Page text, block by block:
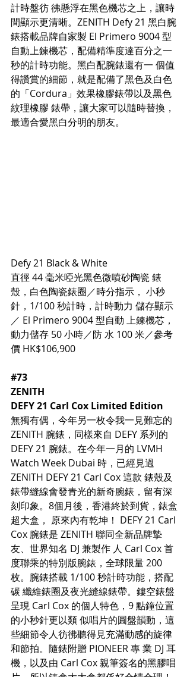
計時盤彷 彿懸浮在黑色機芯之上，讓時
間顯示更清晰。ZENITH Defy 21 黑白腕
錶搭載品牌自家製 El Primero 9004 型
自動上鍊機芯，配備精準度達百分之一
秒的計時功能。黑白配腕錶還有一 個值
得讚賞的細節，就是配備了黑色及白色
的「Cordura」效果橡膠錶帶以及黑色
紋理橡膠 錶帶，讓大家可以隨時替換，
最適合愛黑白分明的朋友。
Defy 21 Black & White
直徑 44 毫米啞光黑色微噴砂陶瓷 錶
殼，白色陶瓷錶圈／時分指示， 小秒
針，1/100 秒計時，計時動力 儲存顯示
／ El Primero 9004 型自動 上鍊機芯，
動力儲存 50 小時／防 水 100 米／參考
價 HK$106,900
#73
ZENITH
DEFY 21 Carl Cox Limited Edition
無獨有偶，今年另一枚令我一見難忘的
ZENITH 腕錶，同樣來自 DEFY 系列的
DEFY 21 腕錶。在今年一月的 LVMH
Watch Week Dubai 時，已經見過
ZENITH DEFY 21 Carl Cox 這款 錶殼及
錶帶縫線會發青光的新奇腕錶，留有深
刻印象。8個月後，香港終於到貨，錶盒
超大盒， 原來內有乾坤！ DEFY 21 Carl
Cox 腕錶是 ZENITH 聯同全新品牌摯
友、世界知名 DJ 兼製作 人 Carl Cox 首
度聯乘的特別版腕錶，全球限量 200
枚。腕錶搭載 1/100 秒計時功能，搭配
碳 纖維錶圈及夜光縫線錶帶。鏤空錶盤
呈現 Carl Cox 的個人特色，9 點鐘位置
的小秒針更以類 似唱片的圓盤韻動，這
些細節令人彷彿聽得見充滿動感的旋律
和節拍。隨錶附贈 PIONEER 專 業 DJ 耳
機，以及由 Carl Cox 親筆簽名的黑膠唱